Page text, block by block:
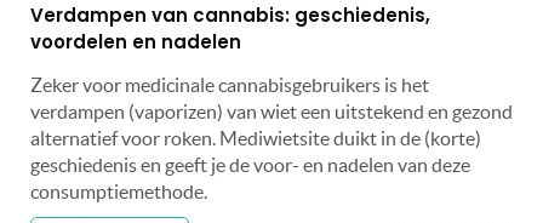
Verdampen van cannabis: geschiedenis,
voordelen en nadelen
Zeker voor medicinale cannabisgebruikers is het
verdampen (vaporizen) van wiet een uitstekend en gezond
alternatief voor roken. Mediwietsite duikt in de (korte)
geschiedenis en geeft je de voor- en nadelen van deze
consumptiemethode.